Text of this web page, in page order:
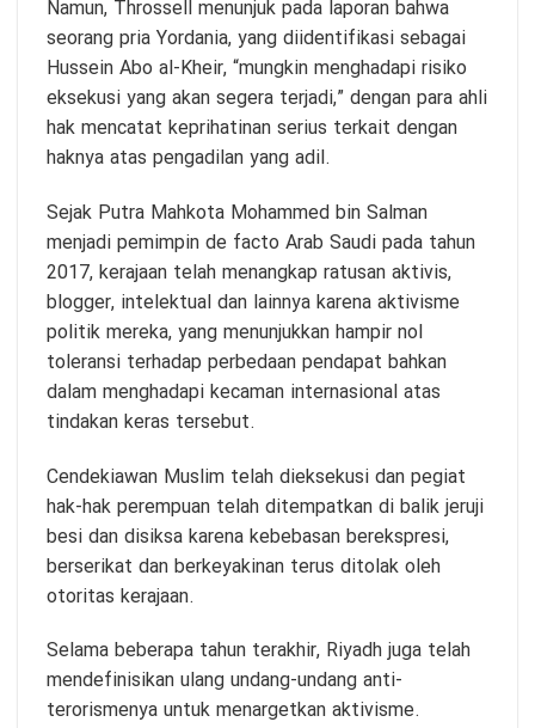
Namun, Throssell menunjuk pada laporan bahwa
seorang pria Yordania, yang diidentifikasi sebagai
Hussein Abo al-Kheir, “mungkin menghadapi risiko
eksekusi yang akan segera terjadi,” dengan para ahli
hak mencatat keprihatinan serius terkait dengan
haknya atas pengadilan yang adil.
Sejak Putra Mahkota Mohammed bin Salman
menjadi pemimpin de facto Arab Saudi pada tahun
2017, kerajaan telah menangkap ratusan aktivis,
blogger, intelektual dan lainnya karena aktivisme
politik mereka, yang menunjukkan hampir nol
toleransi terhadap perbedaan pendapat bahkan
dalam menghadapi kecaman internasional atas
tindakan keras tersebut.
Cendekiawan Muslim telah dieksekusi dan pegiat
hak-hak perempuan telah ditempatkan di balik jeruji
besi dan disiksa karena kebebasan berekspresi,
berserikat dan berkeyakinan terus ditolak oleh
otoritas kerajaan.
Selama beberapa tahun terakhir, Riyadh juga telah
mendefinisikan ulang undang-undang anti-
terorismenya untuk menargetkan aktivisme.